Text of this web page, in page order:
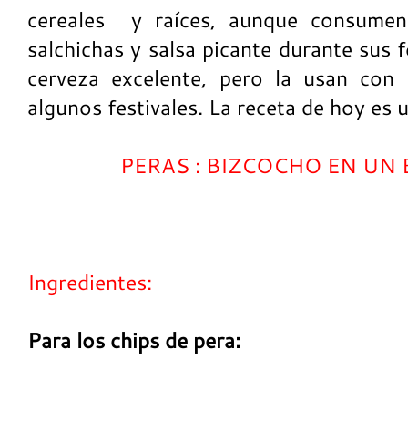
cereales y raíces, aunque
salchichas y salsa picante durante sus
cerveza excelente, pero la usan con
algunos festivales. La receta de hoy es
PERAS : BIZCOCHO EN UN
Ingredientes:
Para los chips de pera: